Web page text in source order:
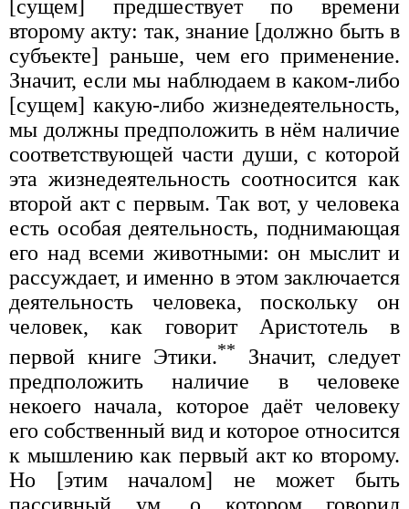
[сущем] предшествует по времени
второму акту: так, знание [должно быть в
субъекте] раньше, чем его применение.
Значит, если мы наблюдаем в каком-либо
[сущем] какую-либо жизнедеятельность,
мы должны предположить в нём наличие
соответствующей части души, с которой
эта жизнедеятельность соотносится как
второй акт с первым. Так вот, у человека
есть особая деятельность, поднимающая
его над всеми животными: он мыслит и
рассуждает, и именно в этом заключается
деятельность человека, поскольку он
человек, как говорит Аристотель в
первой книге Этики.**
Значит, следует
предположить наличие в человеке
некоего начала, которое даёт человеку
его собственный вид и которое относится
к мышлению как первый акт ко второму.
Но [этим началом] не может быть